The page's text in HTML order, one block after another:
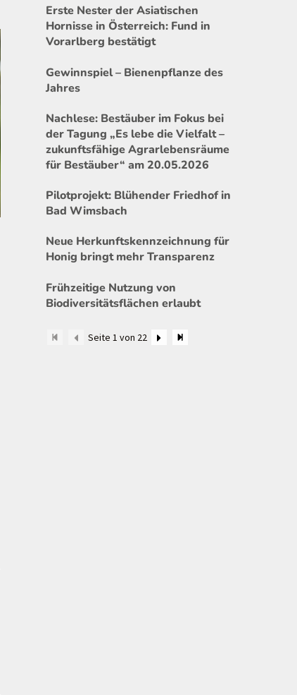
Erste Nester der Asiatischen
Hornisse in Österreich: Fund in
Vorarlberg bestätigt
Gewinnspiel – Bienenpflanze des
Jahres
Nachlese: Bestäuber im Fokus bei
der Tagung „Es lebe die Vielfalt –
zukunftsfähige Agrarlebensräume
für Bestäuber“ am 20.05.2026
Pilotprojekt: Blühender Friedhof in
Bad Wimsbach
Neue Herkunftskennzeichnung für
Honig bringt mehr Transparenz
Frühzeitige Nutzung von
Biodiversitätsflächen erlaubt
Seite 1 von 22